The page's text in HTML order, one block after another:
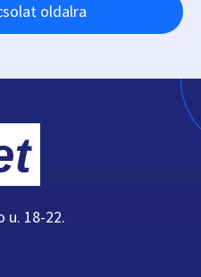
oldalra
u. 18-22.